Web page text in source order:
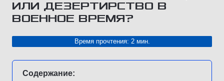
ИЛИ ДЕЗЕРТИРСТВО В
ВОЕННОЕ ВРЕМЯ?
Время прочтения: 2 мин.
Содержание: